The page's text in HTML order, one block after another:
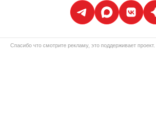
Спасибо что смотрите рекламу, это поддерживает